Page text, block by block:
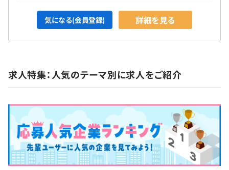
■FW：ZendFramework／Laravel／jQuery／Next.js
■DB：MySQL／Aurora（MySQL）／DynamoDB／Redis
■ソースコード管理：GitHub
■インフラ：AWS／GCP
【開発手法】
■『みらいえ』はウォーターフォール開発
■『みらいえ』に付随する製品はアジャイル開発
気になる(会員登録) 詳細を見る
求人特集：人気のテーマ別に求人をご紹介